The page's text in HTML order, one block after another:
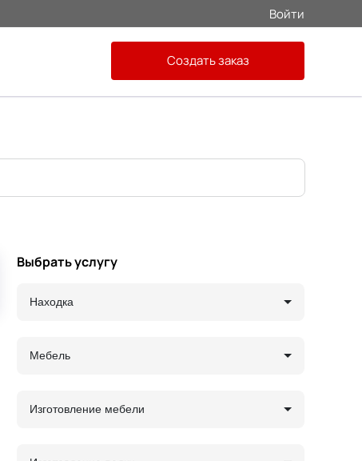
Войти
Создать заказ
Выбрать услугу
Находка
Мебель
Изготовление мебели